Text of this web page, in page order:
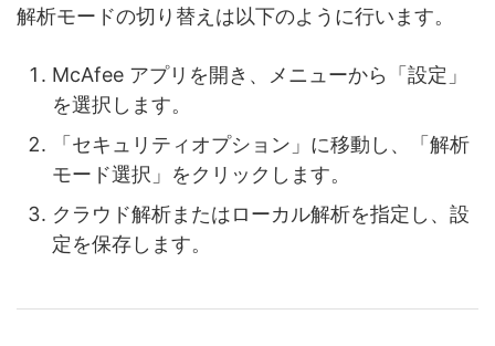
解析モードの切り替えは以下のように行います。
McAfee アプリを開き、メニューから「設定」
を選択します。
「セキュリティオプション」に移動し、「解析
モード選択」をクリックします。
クラウド解析またはローカル解析を指定し、設
定を保存します。